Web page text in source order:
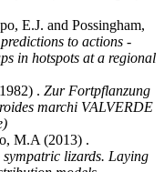
E.J. and Possingham,
to actions -
in hotspots at a regional
. Zur Fortpflanzung
marchi VALVERDE
M.A (2013) .
lizards. Laying